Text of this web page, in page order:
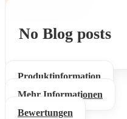
No Blog posts
Produktinformation
Mehr Informationen
Bewertungen